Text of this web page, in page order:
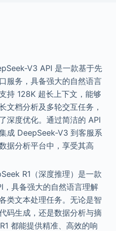
V3 API 是一款基于先
服务，具备强大的自然语言
持 128K 超长上下文，能够
文档分析及多轮交互任务，
深度优化。通过简洁的 API
成 DeepSeek-V3 到客服系
据分析平台中，享受其高
R1（深度推理）是一款
，具备强大的自然语言理解
类文本处理任务。无论是智
码生成，还是数据分析与摘
都能提供精准、高效的响